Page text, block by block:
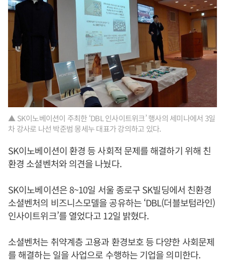
▲ SK이노베이션이 주최한 ‘DBL 인사이트위크’ 행사의 세미나에서 3일
차 강사로 나선 박준범 몽세누 대표가 강의하고 있다.
SK이노베이션이 환경 등 사회적 문제를 해결하기 위해 친
환경 소셜벤처와 의견을 나눴다.
SK이노베이션은 8~10일 서울 종로구 SK빌딩에서 친환경
소셜벤처의 비즈니스모델을 공유하는 ‘DBL(더블보텀라인)
인사이트위크’를 열었다고 12일 밝혔다.
소셜벤처는 취약계층 고용과 환경보호 등 다양한 사회문제
를 해결하는 일을 사업으로 수행하는 기업을 의미한다.